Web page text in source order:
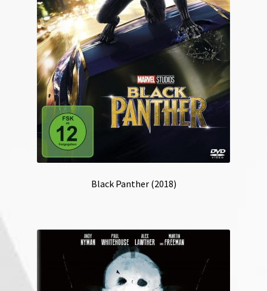
Black Panther (2018)